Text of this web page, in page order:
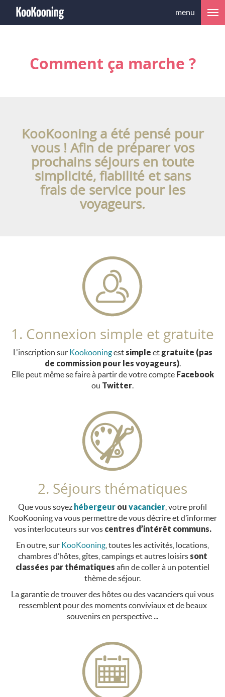
menu
Comment ça marche ?
KooKooning a été pensé pour
vous ! Afin de préparer vos
prochains séjours en toute
simplicité, fiabilité et sans
frais de service pour les
voyageurs.
1. Connexion simple et gratuite
L'inscription sur Kookooningest simple et gratuite (pas
de commission pour les voyageurs).
Elle peut même se faire à partir de votre compte Facebook
ou Twitter.
2. Séjours thématiques
Que vous soyez hébergeur ou vacancier , votre profil
KooKooning va vous permettre de vous décrire et d’informer
vos interlocuteurs sur vos centres d’intérêt communs.
En outre, sur KooKooning , toutes les activités, locations,
chambres d’hôtes, gîtes, campings et autres loisirs sont
classées par thématiques afin de coller à un potentiel
thème de séjour.
La garantie de trouver des hôtes ou des vacanciers qui vous
ressemblent pour des moments conviviaux et de beaux
souvenirs en perspective ...